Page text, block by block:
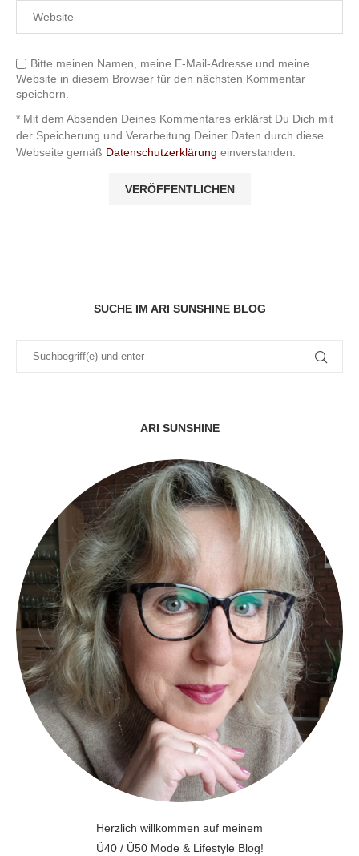
Bitte meinen Namen, meine E-Mail-Adresse und meine
Website in diesem Browser für den nächsten Kommentar
speichern.
* Mit dem Absenden Deines Kommentares erklärst Du Dich mit
der Speicherung und Verarbeitung Deiner Daten durch diese
Webseite gemäß Datenschutzerklärung einverstanden.
SUCHE IM ARI SUNSHINE BLOG
ARI SUNSHINE
Herzlich willkommen auf meinem
Ü40 / Ü50 Mode & Lifestyle Blog!